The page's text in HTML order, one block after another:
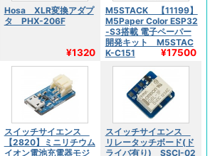
Hosa XLR変換アダプ
タ PHX-206F
¥1320
M5STACK 【11199】
M5Paper Color ESP32
-S3搭載 電子ペーパー
開発キット M5STAC
K-C151
¥17500
スイッチサイエンス
【2820】ミニリチウム
イオン電池充電器モジ
スイッチサイエンス
リレータッチボード(ド
ライバ有り) SSCI-02